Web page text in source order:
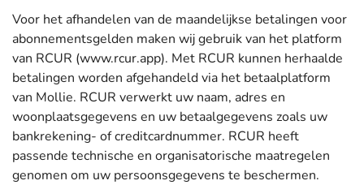
Voor het afhandelen van de maandelijkse betalingen voor
abonnementsgelden maken wij gebruik van het platform
van RCUR (www.rcur.app). Met RCUR kunnen herhaalde
betalingen worden afgehandeld via het betaalplatform
van Mollie. RCUR verwerkt uw naam, adres en
woonplaatsgegevens en uw betaalgegevens zoals uw
bankrekening- of creditcardnummer. RCUR heeft
passende technische en organisatorische maatregelen
genomen om uw persoonsgegevens te beschermen.